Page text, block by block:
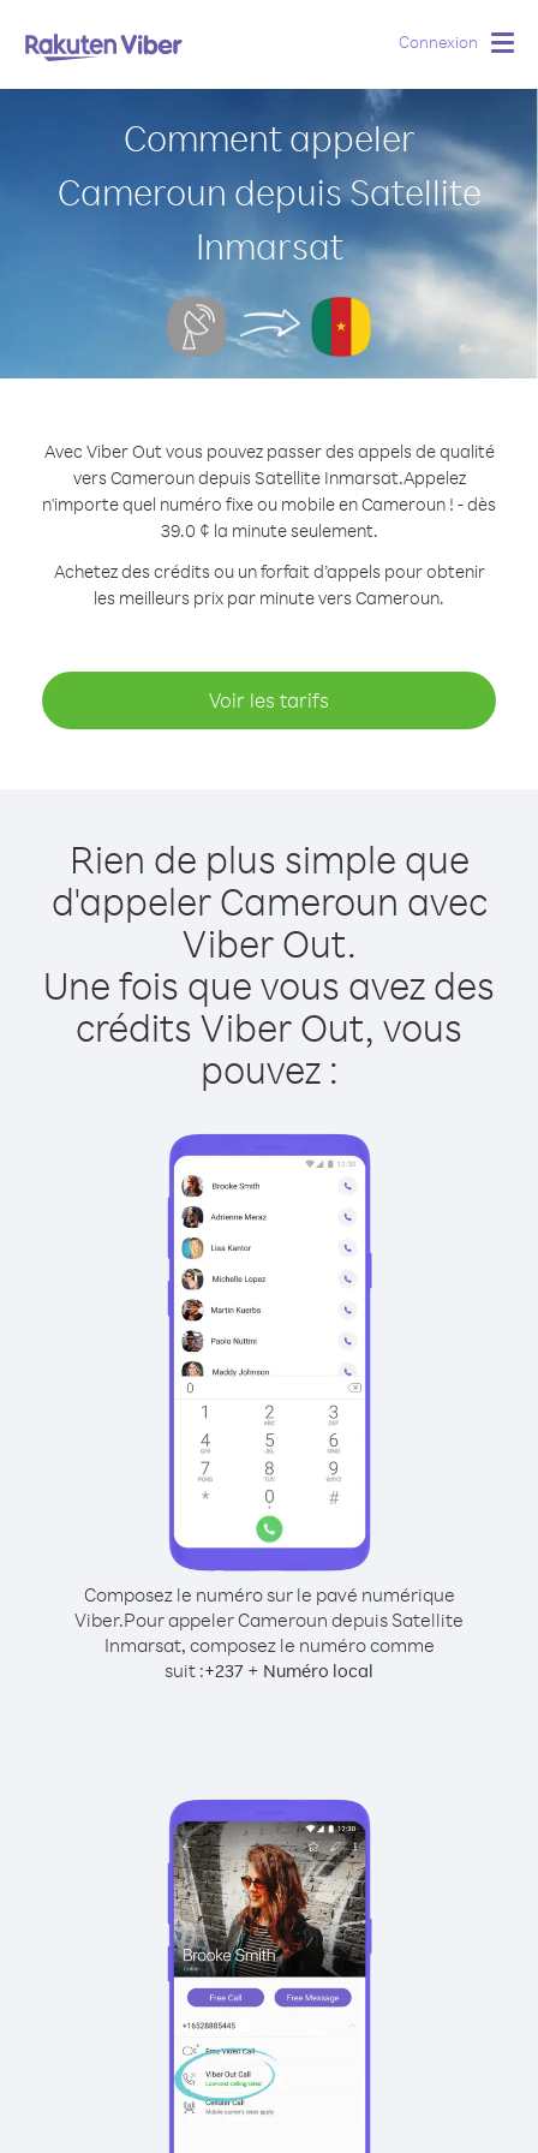
Connexion
Comment appeler
Cameroun depuis Satellite
Inmarsat
Avec Viber Out vous pouvez passer des appels de qualité
vers Cameroun depuis Satellite Inmarsat.Appelez
n'importe quel numéro fixe ou mobile en Cameroun ! - dès
39.0 ¢ la minute seulement.
Achetez des crédits ou un forfait d’appels pour obtenir
les meilleurs prix par minute vers Cameroun.
Voir les tarifs
Rien de plus simple que
d'appeler Cameroun avec
Viber Out.
Une fois que vous avez des
crédits Viber Out, vous
pouvez :
Composez le numéro sur le pavé numérique
Viber.Pour appeler Cameroun depuis Satellite
Inmarsat, composez le numéro comme
suit :+237 + Numéro local